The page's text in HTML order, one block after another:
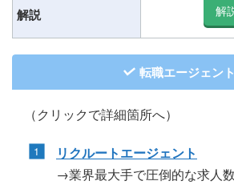
解説 解
転職エージェント
（クリックで詳細箇所へ）
リクルートエージェント
→業界最大手で圧倒的な求人数